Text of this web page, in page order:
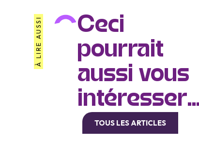
À LIRE AUSSI
Ceci
pourrait
aussi vous
TOUS LES ARTICLES